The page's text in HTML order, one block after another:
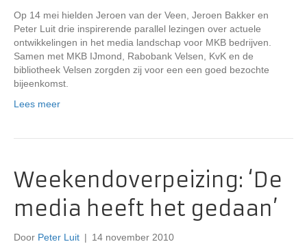
Op 14 mei hielden Jeroen van der Veen, Jeroen Bakker en
Peter Luit drie inspirerende parallel lezingen over actuele
ontwikkelingen in het media landschap voor MKB bedrijven.
Samen met MKB IJmond, Rabobank Velsen, KvK en de
bibliotheek Velsen zorgden zij voor een een goed bezochte
bijeenkomst.
Lees meer
Weekendoverpeizing: ‘De
media heeft het gedaan’
Door Peter Luit | 14 november 2010